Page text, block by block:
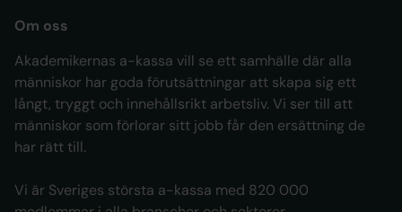
Om oss
Akademikernas a-kassa vill se ett samhälle där alla
människor har goda förutsättningar att skapa sig ett
långt, tryggt och innehållsrikt arbetsliv. Vi ser till att
människor som förlorar sitt jobb får den ersättning de
har rätt till.
Vi är Sveriges största a-kassa med 820 000